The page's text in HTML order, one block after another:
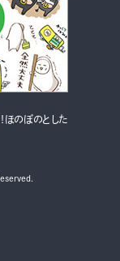
ほのぼのとした